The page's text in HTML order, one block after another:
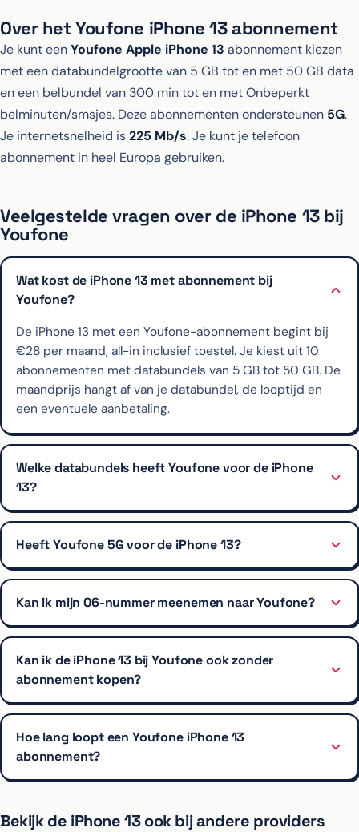
Over het Youfone iPhone 13 abonnement
Je kunt eenYoufone Apple iPhone 13 abonnement kiezen
met een databundelgrootte van 5 GB tot en met 50 GB data
en een belbundel van 300 min tot en met Onbeperkt
belminuten/smsjes. Deze abonnementen ondersteunen 5G.
Je internetsnelheid is225 Mb/s. Je kunt je telefoon
abonnement in heel Europa gebruiken.
Veelgestelde vragen over de iPhone 13 bij
Youfone
Wat kost de iPhone 13 met abonnement bij
Youfone?
De iPhone 13 met een Youfone-abonnement begint bij
€28 per maand, all-in inclusief toestel. Je kiest uit 10
abonnementen met databundels van 5 GB tot 50 GB. De
maandprijs hangt af van je databundel, de looptijd en
een eventuele aanbetaling.
Welke databundels heeft Youfone voor de iPhone
13?
Heeft Youfone 5G voor de iPhone 13?
Kan ik mijn 06-nummer meenemen naar Youfone?
Kan ik de iPhone 13 bij Youfone ook zonder
abonnement kopen?
Hoe lang loopt een Youfone iPhone 13
abonnement?
Bekijk de iPhone 13 ook bij andere providers